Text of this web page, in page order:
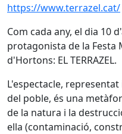
https://www.terrazel.cat/
Com cada any, el dia 10
protagonista de la Festa
d'Hortons: EL TERRAZEL.
L'espectacle,
del poble, és una
de la natura i la
ella (contaminació,